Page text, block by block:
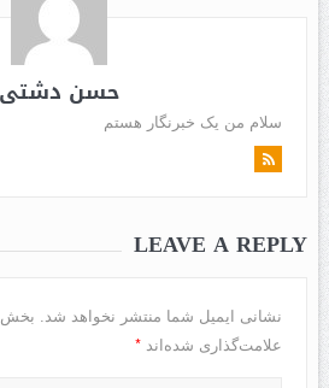
حسن دشتی
سلام من یک خبرنگار هستم
LEAVE A REPLY
نشانی ایمیل شما منتشر نخواهد شد.
علامت‌گذاری شده‌اند *